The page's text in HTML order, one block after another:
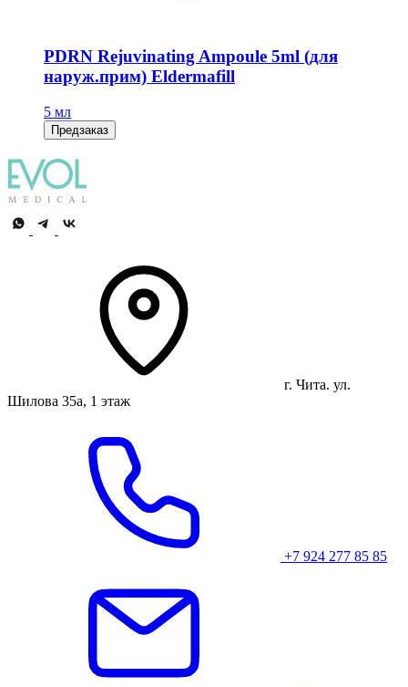
PDRN Rejuvinating Ampoule 5ml (для
наруж.прим) Eldermafill
5 мл
Предзаказ
г. Чита. ул.
Шилова 35а, 1 этаж
+7 924 277 85 85